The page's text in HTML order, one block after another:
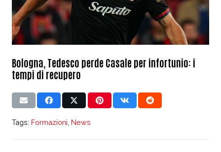
Bologna, Tedesco perde Casale per infortunio: i
tempi di recupero
Tags: Formazioni News